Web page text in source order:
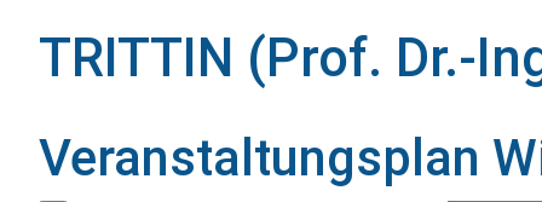
TRITTIN (Prof. Dr.-
Veranstaltungsplan